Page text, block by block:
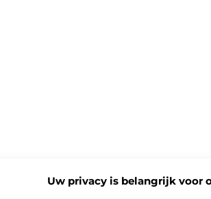
Uw privacy is belangrijk voor